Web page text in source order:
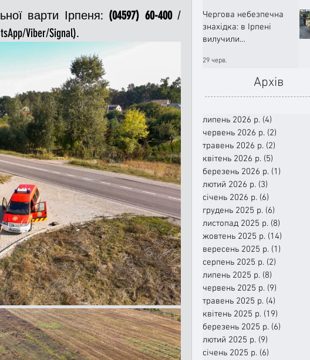
варти Ірпеня: (04597) 60-400
Viber/Signal).
Чергова небезпечна
знахідка: в Ірпені
вилучили
29 черв.
Архів
липень 2026 р. (4)
червень 2026 р. (2)
травень 2026 р. (2)
квітень 2026 р. (5)
березень 2026 р. (1)
лютий 2026 р. (3)
січень 2026 р. (6)
грудень 2025 р. (6)
листопад 2025 р. (8)
жовтень 2025 р. (14)
вересень 2025 р. (1)
серпень 2025 р. (2)
липень 2025 р. (8)
червень 2025 р. (9)
травень 2025 р. (4)
квітень 2025 р. (19)
березень 2025 р. (6)
лютий 2025 р. (9)
січень 2025 р. (6)